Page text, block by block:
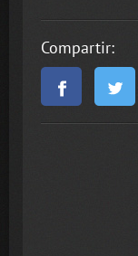
Compartir: